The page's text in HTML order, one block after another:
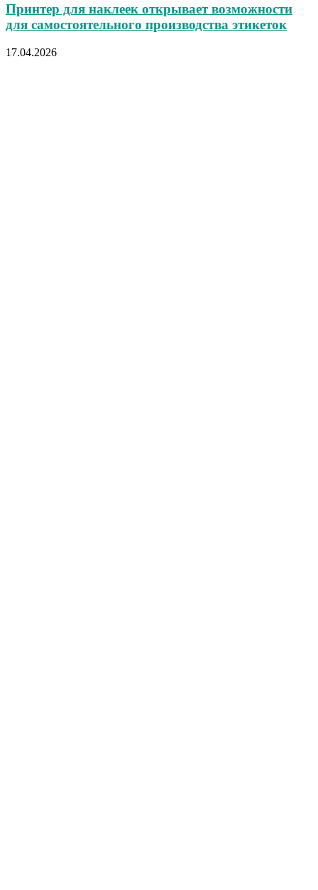
Принтер для наклеек открывает возможности
для самостоятельного производства этикеток
17.04.2026